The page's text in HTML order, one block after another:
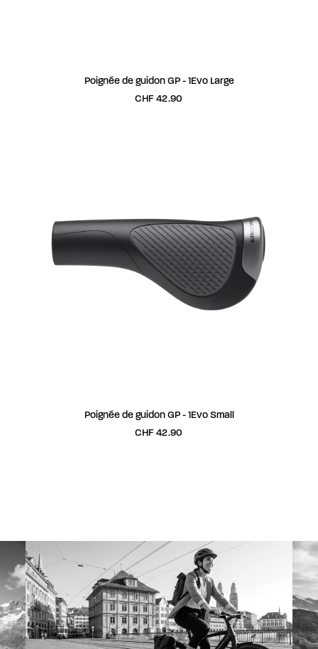
AJOUTER AU PANIER
Poignée de guidon GP - 1Evo Large
CHF 42.90
AJOUTER AU PANIER
Poignée de guidon GP - 1Evo Small
CHF 42.90